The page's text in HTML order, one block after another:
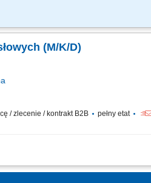
produkcyjnych i maszyn
(M/K/D)
/ zlecenie / kontrakt B2B pełny etat
usuwanie nagłych awarii